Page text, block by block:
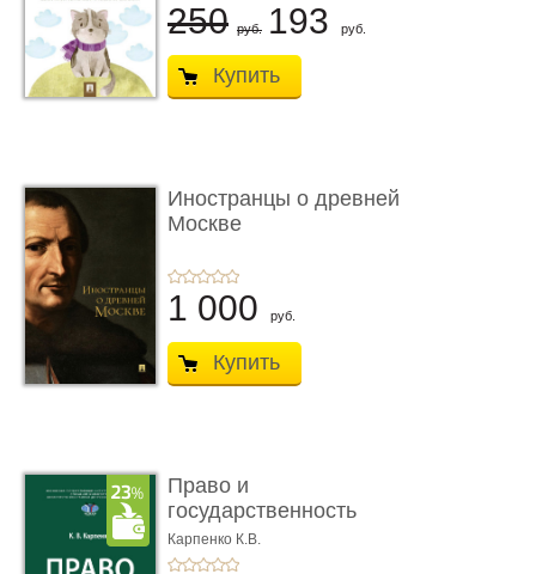
250 руб. 193 руб.
Купить
Иностранцы о древней
Москве
1 000 руб.
Купить
Право и
государственность
Древнего Двуречья. �
...
Карпенко К.В.